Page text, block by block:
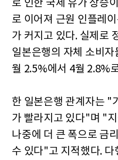
로 인한 국제 유가 상승
로 이어져 근원 인플레
가 커지고 있다. 실제로
일본은행의 자체 소비
월 2.5%에서 4월 2.8%
한 일본은행 관계자는 "
가 빨라지고 있다"며 "
나중에 더 큰 폭으로 금
수 있다"고 지적했다. 다